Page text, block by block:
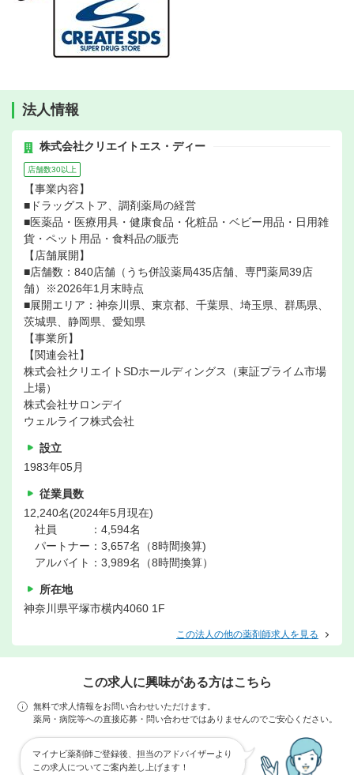
法人情報
株式会社クリエイトエス・ディー
店舗数30以上
【事業内容】
■ドラッグストア、調剤薬局の経営
■医薬品・医療用具・健康食品・化粧品・ベビー用品・日用雑
貨・ペット用品・食料品の販売
【店舗展開】
■店舗数：840店舗（うち併設薬局435店舗、専門薬局39店
舗）※2026年1月末時点
■展開エリア：神奈川県、東京都、千葉県、埼玉県、群馬県、
茨城県、静岡県、愛知県
【事業所】
【関連会社】
株式会社クリエイトSDホールディングス（東証プライム市場
上場）
株式会社サロンデイ
ウェルライフ株式会社
設立
1983年05月
従業員数
12,240名(2024年5月現在)
社員 ：4,594名
パートナー：3,657名（8時間換算)
アルバイト：3,989名（8時間換算）
所在地
神奈川県平塚市横内4060 1F
この法人の他の薬剤師求人を見る
この求人に興味がある方はこちら
無料で求人情報をお問い合わせいただけます。
薬局・病院等への直接応募・問い合わせではありませんのでご安心ください。
マイナビ薬剤師ご登録後、担当のアドバイザーより
この求人についてご案内差し上げます！